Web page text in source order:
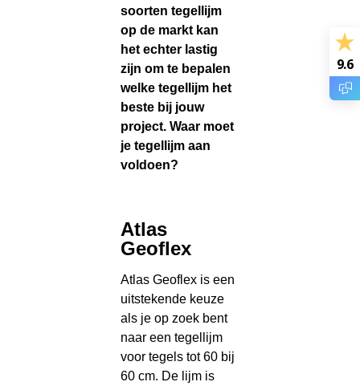
soorten tegellijm
op de markt kan
het echter lastig
zijn om te bepalen
welke tegellijm het
beste bij jouw
project. Waar moet
je tegellijm aan
voldoen?
Atlas
Geoflex
Atlas Geoflex is een
uitstekende keuze
als je op zoek bent
naar een tegellijm
voor tegels tot 60 bij
60 cm. De lijm is
9.6